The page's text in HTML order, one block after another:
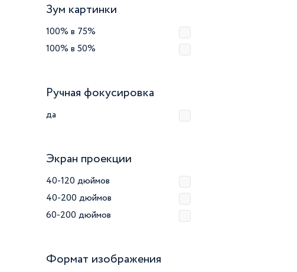
Зум картинки
100% в 75%
100% в 50%
Ручная фокусировка
да
Экран проекции
40-120 дюймов
40-200 дюймов
60-200 дюймов
Формат изображения